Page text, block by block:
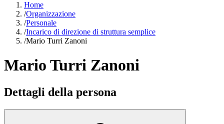
Home
/Organizzazione
/Personale
/Incarico di direzione di struttura semplice
/Mario Turri Zanoni
Mario Turri Zanoni
Dettagli della persona